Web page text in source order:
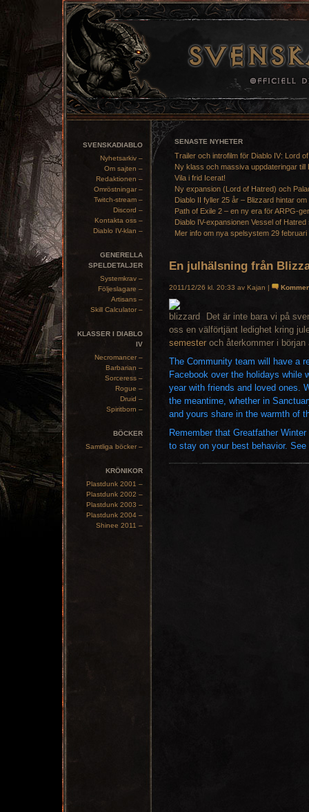
SVENSKADIABLO
Nyhetsarkiv –
Om sajten –
Redaktionen –
Omröstningar –
Twitch-stream –
Discord –
Kontakta oss –
Diablo IV-klan –
GENERELLA
SPELDETALJER
Systemkrav –
Följeslagare –
Artisans –
Skill Calculator –
KLASSER I DIABLO
IV
Necromancer –
Barbarian –
Sorceress –
Rogue –
Druid –
Spiritborn –
BÖCKER
Samtliga böcker –
KRÖNIKOR
Plastdunk 2001 –
Plastdunk 2002 –
Plastdunk 2003 –
Plastdunk 2004 –
Shinee 2011 –
SENASTE NYHETER
Trailer och introfilm för Diablo IV: Lord
Ny klass och massiva uppdateringar till
Vila i frid Icerat!
Ny expansion (Lord of Hatred) och
Diablo II fyller 25 år – Blizzard hintar om
Path of Exile 2 – en ny era för ARPG-
Diablo IV-expansionen Vessel of
Mer info om nya spelsystem 29 februari
En julhälsning från
2011/12/26 kl. 20:33 av Kajan |
Det är inte bara vi på
oss en välförtjänt ledighet kring
semester och återkommer i början
The Community team will have a
Facebook over the holidays while
year with friends and loved ones.
the meantime, whether in
and yours share in the warmth of
Remember that Greatfather
to stay on your best behavior.